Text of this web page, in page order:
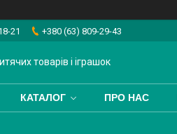
21 +380 (63) 809-29-43
товарів і іграшок
КАТАЛОГ ПРО НАС